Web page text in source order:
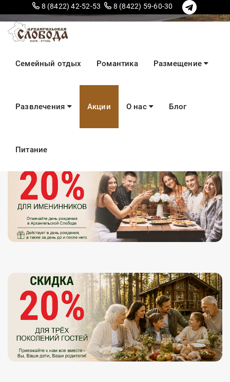
8 (8422) 42-52-53 8 (8422) 59-60-30
Семейный отдых Романтика Размещение
Развлечения Акции О нас Блог
Питание
Акции